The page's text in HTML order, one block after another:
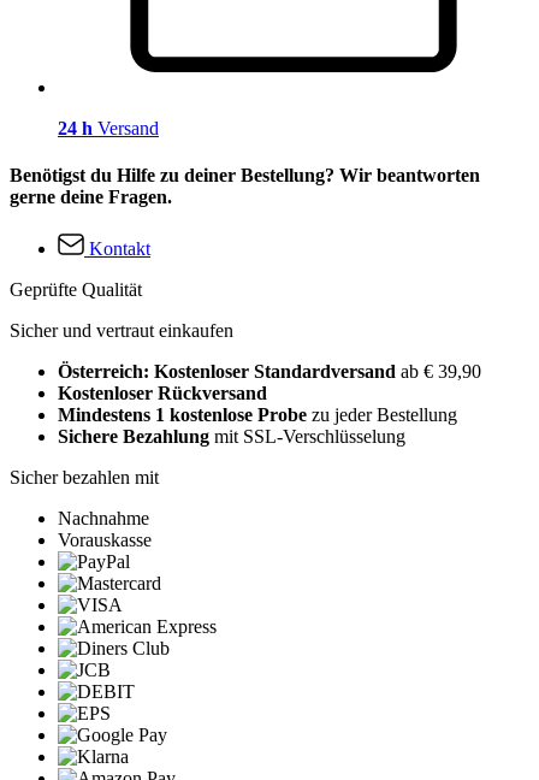
24 h Versand
Benötigst du Hilfe zu deiner Bestellung? Wir beantworten
gerne deine Fragen.
Kontakt
Geprüfte Qualität
Sicher und vertraut einkaufen
Österreich: Kostenloser Standardversand ab € 39,90
Kostenloser Rückversand
Mindestens 1 kostenlose Probe zu jeder Bestellung
Sichere Bezahlung mit SSL-Verschlüsselung
Sicher bezahlen mit
Nachnahme
Vorauskasse